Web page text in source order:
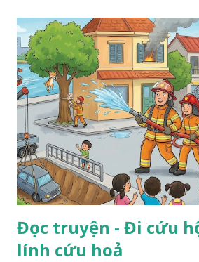
Đọc truyện - Đi cứu
lính cứu hoả